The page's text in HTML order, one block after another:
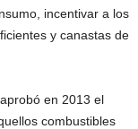
incentivar a los
y canastas de
en 2013 el
combustibles